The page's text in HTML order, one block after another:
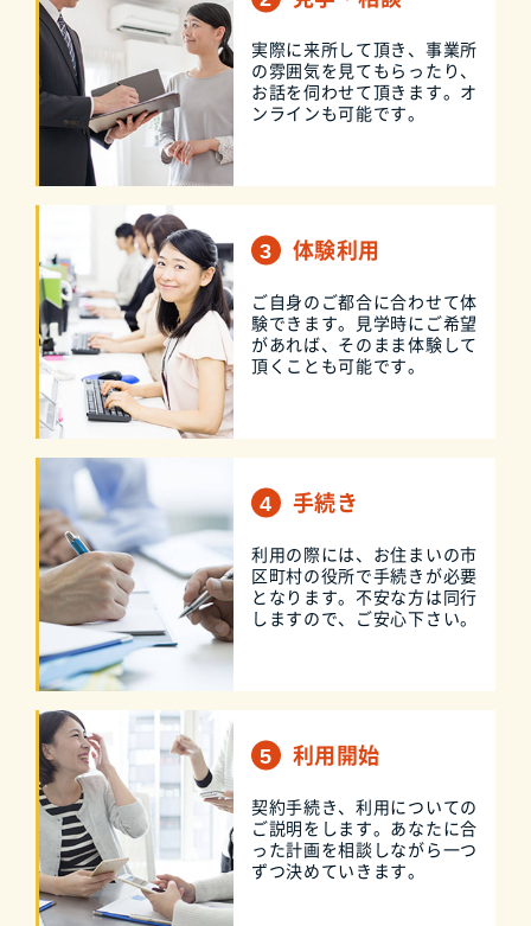
実際に来所して頂き、事業所
の雰囲気を見てもらったり、
お話を伺わせて頂きます。オ
ンラインも可能です。
体験利用
ご自身のご都合に合わせて体
験できます。見学時にご希望
があれば、そのまま体験して
頂くことも可能です。
手続き
利用の際には、お住まいの市
区町村の役所で手続きが必要
となります。不安な方は同行
しますので、ご安心下さい。
利用開始
契約手続き、利用についての
ご説明をします。あなたに合
った計画を相談しながら一つ
ずつ決めていきます。